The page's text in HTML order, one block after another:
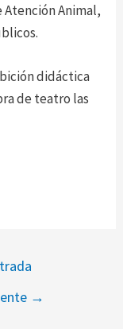
Animal,
didáctica
de teatro las
→